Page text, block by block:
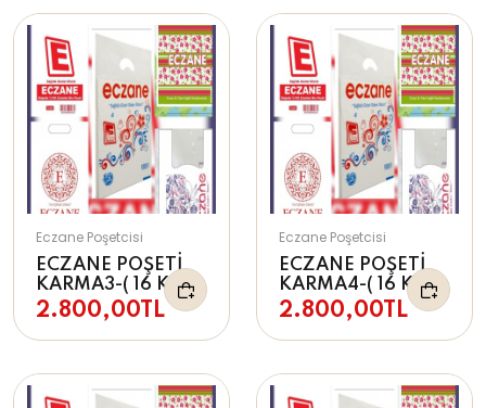
Eczane Poşetcisi
ECZANE POŞETİ
KARMA3-( 16 KG )
2.800,00TL
Eczane Poşetcisi
ECZANE POŞETİ
KARMA4-( 16 KG )
2.800,00TL